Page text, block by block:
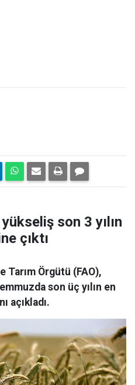
son 3 yılın
çıktı
Tarım Örgütü (FAO),
son üç yılın en
açıkladı.